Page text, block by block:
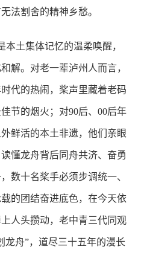
法割舍的精神乡愁。
本土集体记忆的温柔唤醒，
解。对老一辈泸州人而言，
代的热闹，桨声里藏着老码
节的烟火；对90后、00后年
鲜活的本土非遗，他们亲眼
懂龙舟背后同舟共济、奋勇
数十名桨手必须步调统一、
的团结奋进底色，在今天依
人头攒动，老中青三代同观
龙舟”，道尽三十五年的漫长